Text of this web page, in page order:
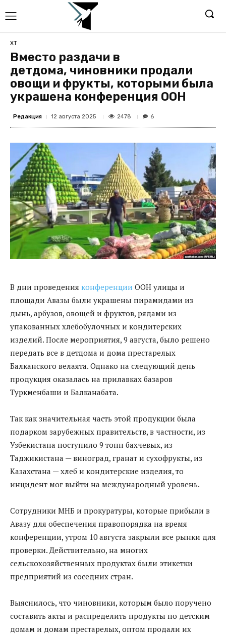
ХТ
Вместо раздачи в
детдома, чиновники продали
овощи и фрукты, которыми была
украшена конференция ООН
Редакция 12 августа 2025 2478 6
В дни проведения конференции ООН улицы и
площади Авазы были украшены пирамидами из
дынь, арбузов, овощей и фруктов, рядами из
упакованных хлебобулочных и кондитерских
изделий. После мероприятия, 9 августа, было решено
передать все в детдома и дома престарелых
Балканского велаята. Однако на следующий день
продукция оказалась на прилавках базаров
Туркменбаши и Балканабата.
Так как значительная часть этой продукции была
подарком зарубежных правительств, в частности, из
Узбекистана поступило 9 тонн бахчевых, из
Таджикистана — виноград, гранат и сухофрукты, из
Казахстана — хлеб и кондитерские изделия, то
инцидент мог выйти на международный уровень.
Сотрудники МНБ и прокуратуры, которые прибыли в
Авазу для обеспечения правопорядка на время
конференции, утром 10 августа закрыли все рынки для
проверки. Действительно, на многих
сельскохозяйственных продуктах были этикетки
предприятий из соседних стран.
Выяснилось, что чиновники, которым было поручено
составить акты и распределить продукты по детским
домам и домам престарелых, оптом продали их